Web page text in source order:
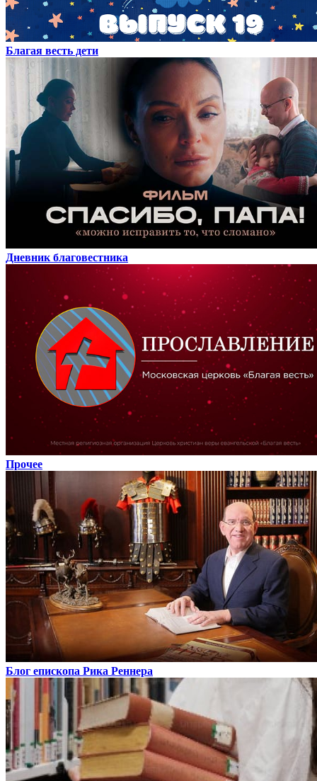
Благая весть дети
Дневник благовестника
Прочее
Блог епископа Рика Реннера